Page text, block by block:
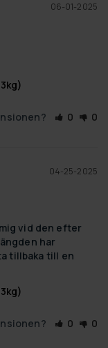
06-01-2025
0 0
04-25-2025
vid den efter
har
tillbaka till en
0 0